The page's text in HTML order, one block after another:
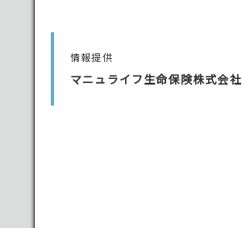
情報提供
マニュライフ生命保険株式会社